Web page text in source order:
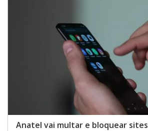
Anatel vai multar e bloquear sites